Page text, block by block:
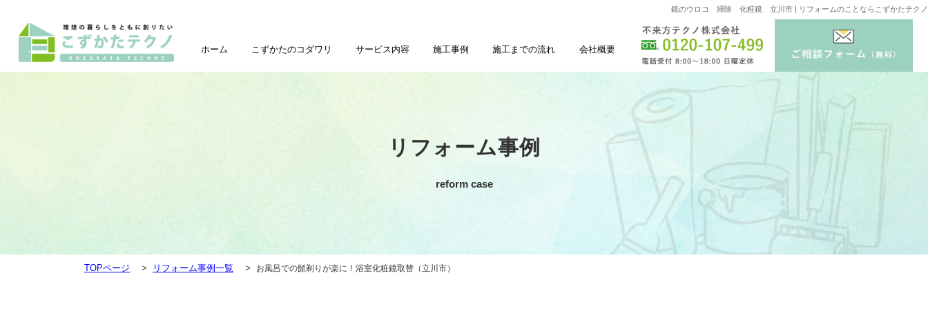
鏡のウロコ 掃除 化粧鏡 立川市 | リフォームのことならこずかたテクノ
ホーム こずかたのコダワリ サービス内容 施工事例 施工までの流れ 会社概要
リフォーム事例
reform case
TOPページ リフォーム事例一覧 お風呂での髭剃りが楽に！浴室化粧鏡取替（立川市）